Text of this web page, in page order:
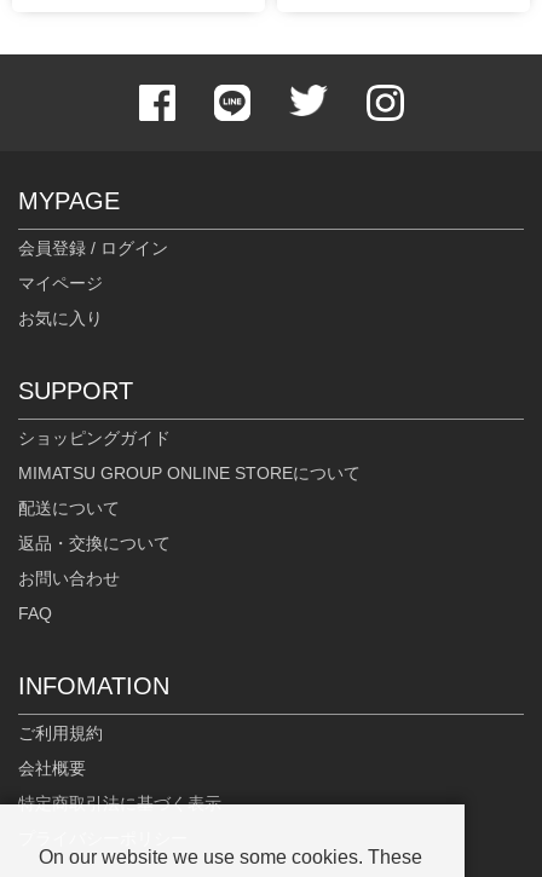
MYPAGE
会員登録 / ログイン
マイページ
お気に入り
SUPPORT
ショッピングガイド
MIMATSU GROUP ONLINE STOREについて
配送について
返品・交換について
お問い合わせ
FAQ
INFOMATION
ご利用規約
会社概要
特定商取引法に基づく表示
On our website we use some cookies. These